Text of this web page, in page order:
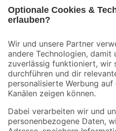
Der toom Newsletter: Keine Angebote
Zur Newsletter Anmeldung
Folge uns